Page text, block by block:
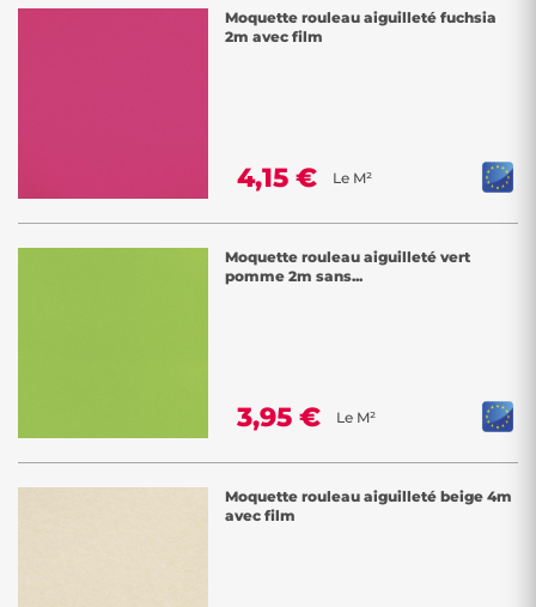
Moquette rouleau aiguilleté fuchsia
2m avec film
4,15 € Le M²
Moquette rouleau aiguilleté vert
pomme 2m sans...
3,95 € Le M²
Moquette rouleau aiguilleté beige 4m
avec film